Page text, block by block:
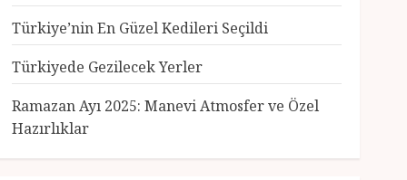
Türkiye’nin En Güzel Kedileri Seçildi
Türkiyede Gezilecek Yerler
Ramazan Ayı 2025: Manevi Atmosfer ve Özel
Hazırlıklar
3
Genel
Türkiye’nin En Güzel
Kedileri Seçildi